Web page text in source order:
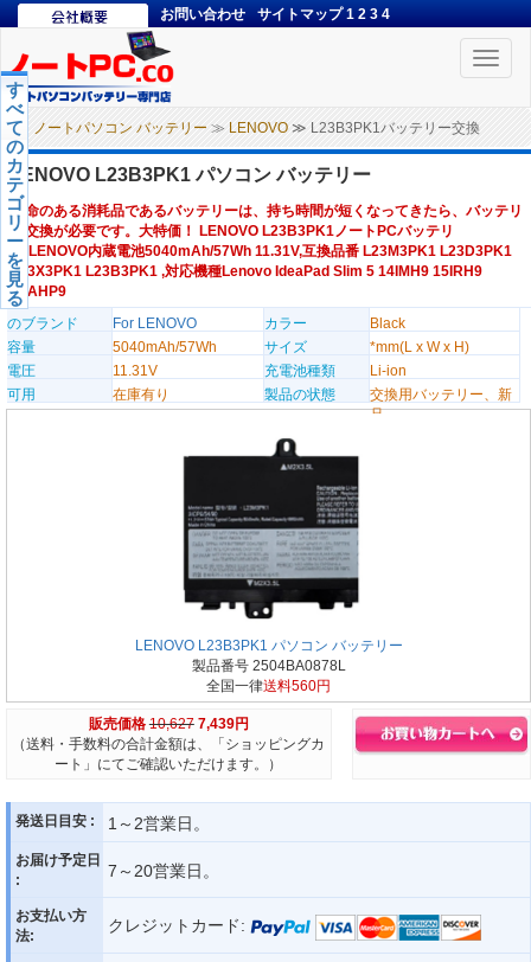
お問い合わせ サイトマップ 1 2 3 4
Toggle
ノートパソコン バッテリー ≫ LENOVO ≫ L23B3PK1バッテリー交換
す
べ
て
の
カ
テ
ゴ
リ
ー
を
見
る
LENOVO L23B3PK1 パソコン バッテリー
寿命のある消耗品であるバッテリーは、持ち時間が短くなってきたら、バッテリ
ー交換が必要です。大特価！ LENOVO L23B3PK1ノートPCバッテリ
ー,LENOVO内蔵電池5040mAh/57Wh 11.31V,互換品番 L23M3PK1 L23D3PK1
L23X3PK1 L23B3PK1 ,対応機種Lenovo IdeaPad Slim 5 14IMH9 15IRH9
16AHP9
のブランド
For LENOVO カラー
Black
容量
5040mAh/57Wh サイズ
*mm(L x W x H)
電圧
11.31V 充電池種類
Li-ion
可用
在庫有り 製品の状態
交換用バッテリー、新
品
LENOVO L23B3PK1 パソコン バッテリー
製品番号 2504BA0878L
全国一律送料560円
販売価格 10,627 7,439円
（送料・手数料の合計金額は、「ショッピングカ
ート」にてご確認いただけます。）
発送日目安 : 1～2営業日。
お届け予定日
:
7～20営業日。
お支払い方
法:
クレジットカード: